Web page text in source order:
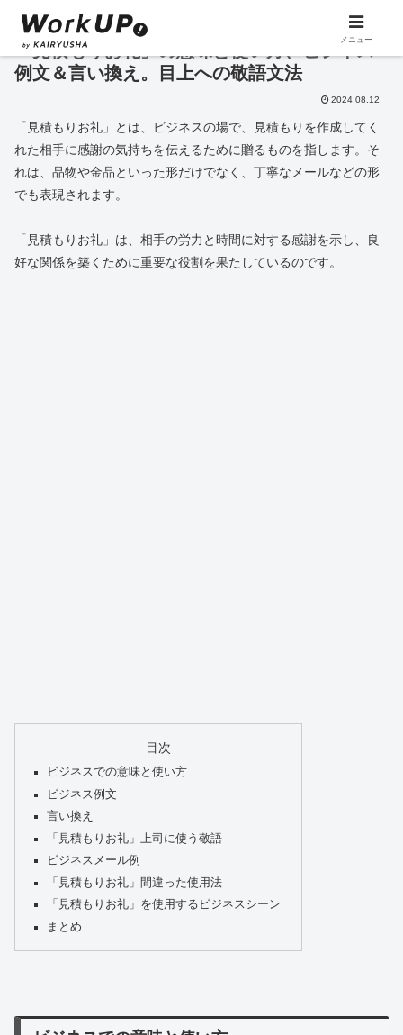
「見積もりお礼」の意味と使い方、ビジネス
例文＆言い換え。目上への敬語文法
2024.08.12
「見積もりお礼」とは、ビジネスの場で、見積もりを作成してく
れた相手に感謝の気持ちを伝えるために贈るものを指します。そ
れは、品物や金品といった形だけでなく、丁寧なメールなどの形
でも表現されます。
「見積もりお礼」は、相手の労力と時間に対する感謝を示し、良
好な関係を築くために重要な役割を果たしているのです。
目次
ビジネスでの意味と使い方
ビジネス例文
言い換え
「見積もりお礼」上司に使う敬語
ビジネスメール例
「見積もりお礼」間違った使用法
「見積もりお礼」を使用するビジネスシーン
まとめ
メニュー